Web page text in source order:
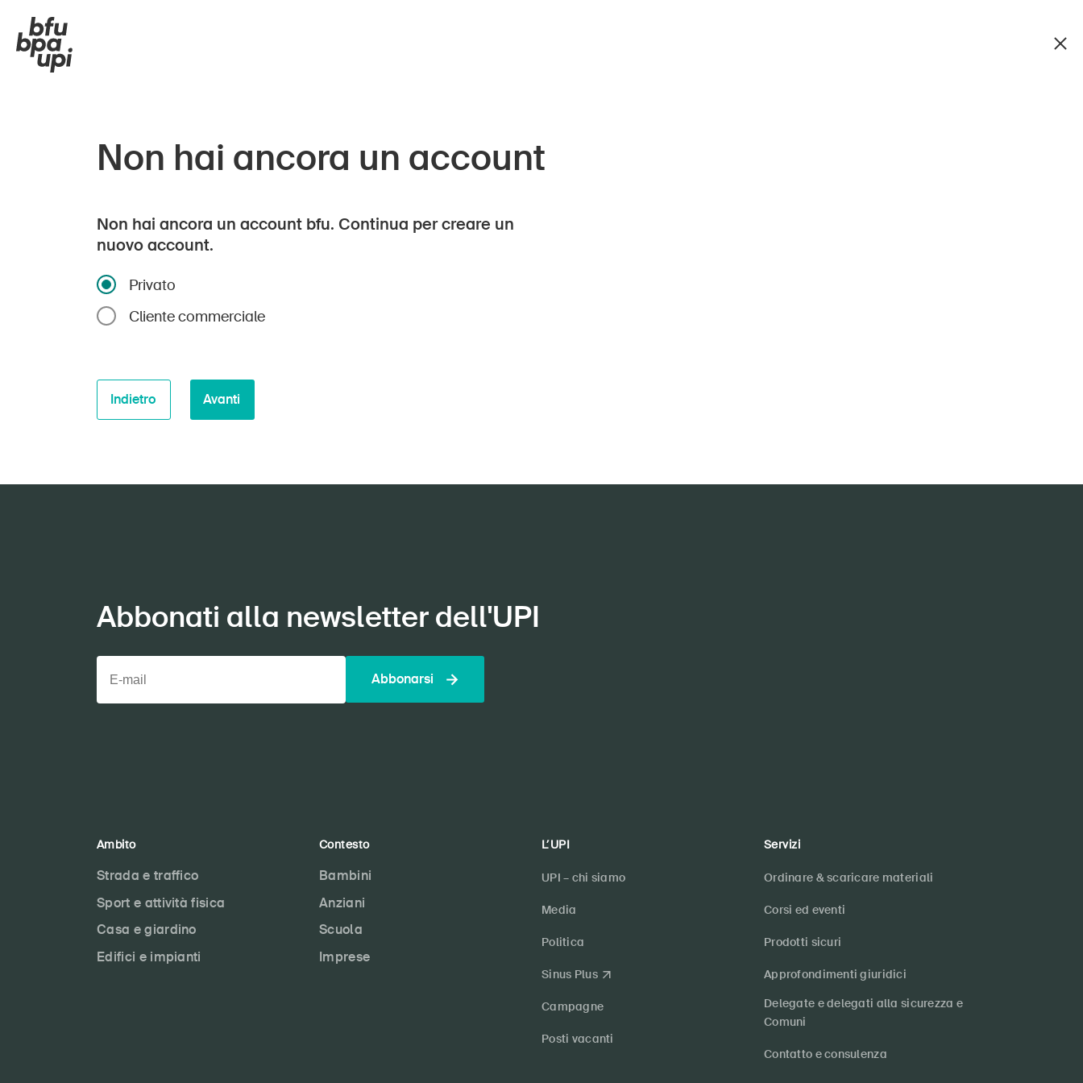
Non hai ancora un account
Non hai ancora un account bfu. Continua per creare un
nuovo account.
Privato
Cliente commerciale
Indietro Avanti
Abbonati alla newsletter dell'UPI
Abbonarsi
Ambito
Strada e traffico
Sport e attività fisica
Casa e giardino
Edifici e impianti
Contesto
Bambini
Anziani
Scuola
Imprese
L’UPI
UPI – chi siamo
Media
Politica
Sinus Plus
Campagne
Posti vacanti
Servizi
Ordinare & scaricare materiali
Corsi ed eventi
Prodotti sicuri
Approfondimenti giuridici
Delegate e delegati alla sicurezza e
Comuni
Contatto e consulenza